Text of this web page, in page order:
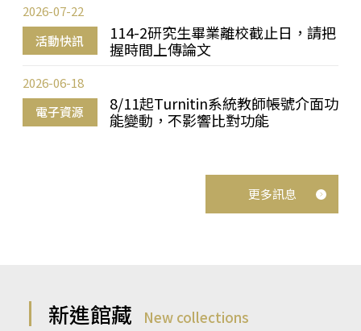
活動快訊
114-2研究生畢業離校截止日，請把
握時間上傳論文
2026-07-22
電子資源
8/11起Turnitin系統教師帳號介面功
能變動，不影響比對功能
2026-06-18
更多訊息
新進館藏 New collections